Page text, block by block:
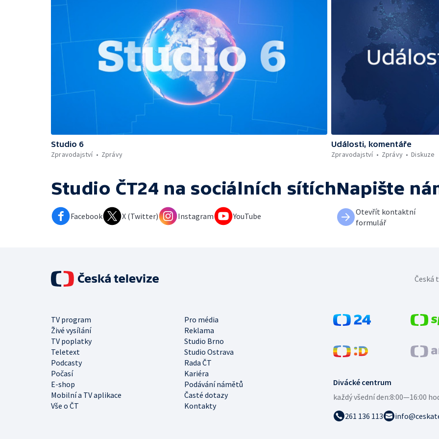
Studio 6
Zpravodajství
Zprávy
Události, komentáře
Zpravodajství
Zprávy Diskuze
Studio ČT24 na sociálních sítích
Facebook X (Twitter) Instagram YouTube
Napište
Otevřít kontaktní
formulář
Divácké centrum
každý všední den:8:00—16:00
261 136 113
TV program
Pro média
Živé vysílání
Reklama
TV poplatky
Studio Brno
Teletext
Studio Ostrava
Podcasty
Rada ČT
Počasí
Kariéra
E-shop
Podávání námětů
Mobilní a TV aplikace
Časté dotazy
Vše o ČT
Kontakty
Česká